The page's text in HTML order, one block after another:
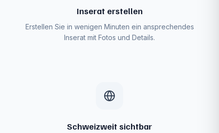
Inserat erstellen
Erstellen Sie in wenigen Minuten ein ansprechendes
Inserat mit Fotos und Details.
Schweizweit sichtbar